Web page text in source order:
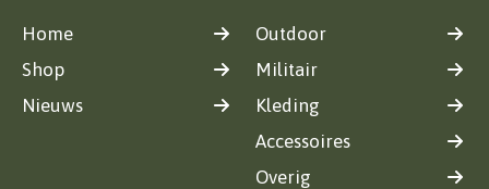
Home
Shop
Nieuws
Outdoor
Militair
Kleding
Accessoires
Overig